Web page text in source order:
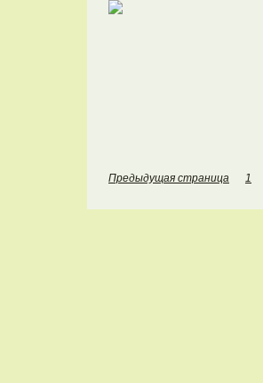
Предыдущая страница 1